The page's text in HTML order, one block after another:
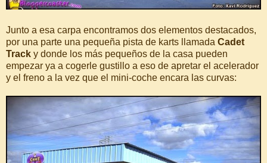
Junto a esa carpa encontramos dos elementos destacados,
por una parte una pequeña pista de karts llamada Cadet
Track y donde los más pequeños de la casa pueden
empezar ya a cogerle gustillo a eso de apretar el acelerador
y el freno a la vez que el mini-coche encara las curvas: